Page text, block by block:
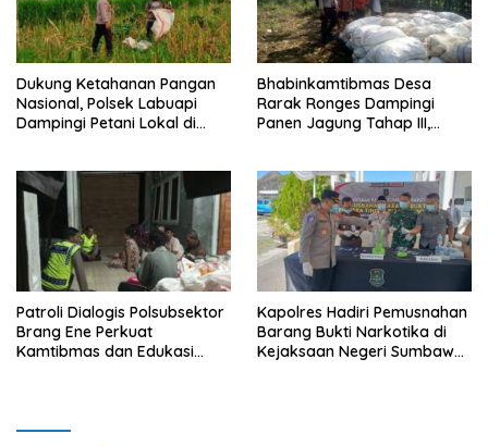
Dukung Ketahanan Pangan
Nasional, Polsek Labuapi
Dampingi Petani Lokal di
Bhabinkamtibmas Desa
Rarak Ronges Dampingi
Panen Jagung Tahap III,
Patroli Dialogis Polsubsektor
Brang Ene Perkuat
Kamtibmas dan Edukasi
Kapolres Hadiri Pemusnahan
Barang Bukti Narkotika di
Kejaksaan Negeri Sumbawa